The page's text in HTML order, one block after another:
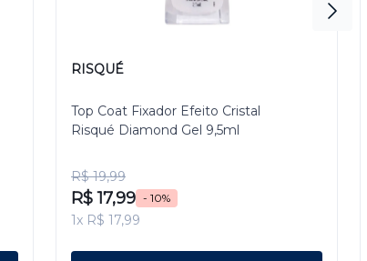
RISQUÉ
Top Coat Fixador Efeito Cristal
Risqué Diamond Gel 9,5ml
R$ 19,99
R$ 17,99 - 10%
1x R$ 17,99